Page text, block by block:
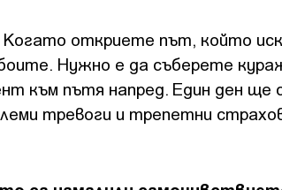
Когато откриете път, който
Нужно е да съберете
към пътя напред. Един ден ще
тревоги и трепетни